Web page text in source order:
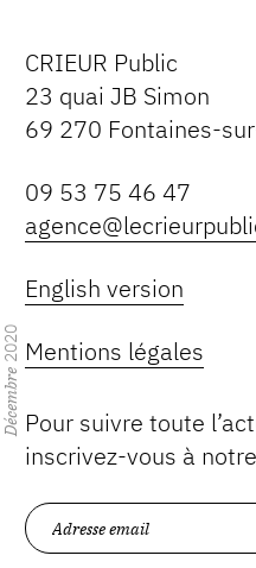
Décembre
2020
CRIEUR Public
23 quai JB Simon
69 270 Fontaines-
09 53 75 46 47
English version
Mentions légales
Pour suivre toute
inscrivez-vous à